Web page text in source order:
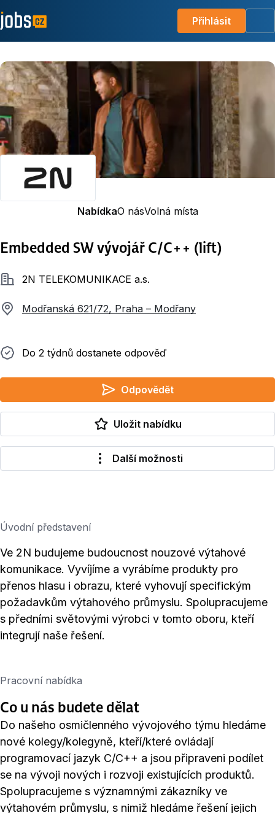
Přihlásit
NabídkaO násVolná místa
Embedded SW vývojář C/C++ (lift)
Společnost2N TELEKOMUNIKACE a.s.
Modřanská 621/72, Praha – Modřany
Do 2 týdnů dostanete odpověď
Do 2 týdnů dostanete odpověď
Odpovědět
Uložit nabídku
Další možnosti
Úvodní představení
Ve 2N budujeme budoucnost nouzové výtahové
komunikace. Vyvíjíme a vyrábíme produkty pro
přenos hlasu i obrazu, které vyhovují specifickým
požadavkům výtahového průmyslu. Spolupracujeme
s předními světovými výrobci v tomto oboru, kteří
integrují naše řešení.
Pracovní nabídka
Co u nás budete dělat
Do našeho osmičlenného vývojového týmu hledáme
nové kolegy/kolegyně, kteří/které ovládají
programovací jazyk C/C++ a jsou připraveni podílet
se na vývoji nových i rozvoji existujících produktů.
Spolupracujeme s významnými zákazníky ve
výtahovém průmyslu, s nimiž hledáme řešení jejich